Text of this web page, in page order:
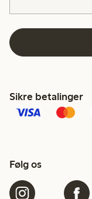
Sikre betalinger
Følg os